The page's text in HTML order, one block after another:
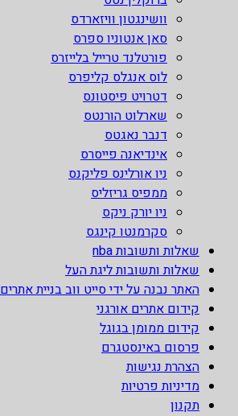
וושינגטון וויזארדס
סאן אנטוניו ספרס
פורטלנד טרייל בלייזרס
לוס אנגלס קליפרס
דטרויט פיסטונס
שארלוט הורנטס
דנבר נאגטס
אינדיאנה פייסרס
ניו אורלינס פליקנס
ממפיס גריזליס
ניו יורק ניקס
סקרמנטו קינגס
שאלות ותשובות nba
שאלות ותשובות ליגת העל
האתר נבנה על ידי סייט ווב בניית אתרים
קידום אתרים אורגני
קידום ממומן בגוגל
פרסום באינסטגרם
הצהרת נגישות
מדיניות פרטיות
תקנון